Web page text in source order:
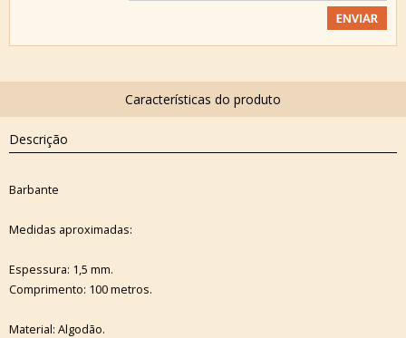
Descrição
Barbante
Medidas aproximadas:
Espessura: 1,5 mm.
Comprimento: 100 metros.
Material: Algodão.